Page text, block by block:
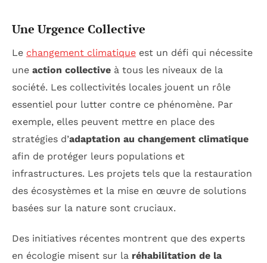
Une Urgence Collective
Le changement climatique est un défi qui nécessite
une action collective à tous les niveaux de la
société. Les collectivités locales jouent un rôle
essentiel pour lutter contre ce phénomène. Par
exemple, elles peuvent mettre en place des
stratégies d’adaptation au changement climatique
afin de protéger leurs populations et
infrastructures. Les projets tels que la restauration
des écosystèmes et la mise en œuvre de solutions
basées sur la nature sont cruciaux.
Des initiatives récentes montrent que des experts
en écologie misent sur la réhabilitation de la